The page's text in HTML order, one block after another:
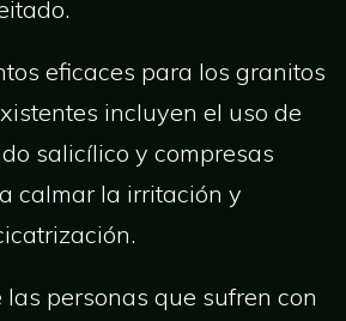
eficaces para los granitos
incluyen el uso de
salicílico y compresas
calmar la irritación y
las personas que sufren con